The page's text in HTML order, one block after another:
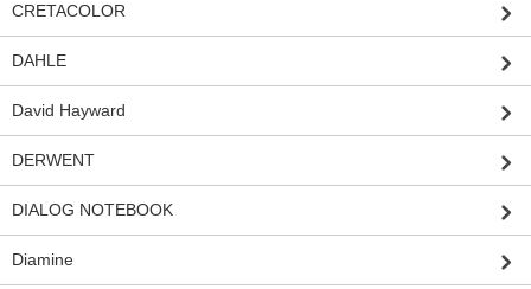
CRETACOLOR
DAHLE
David Hayward
DERWENT
DIALOG NOTEBOOK
Diamine